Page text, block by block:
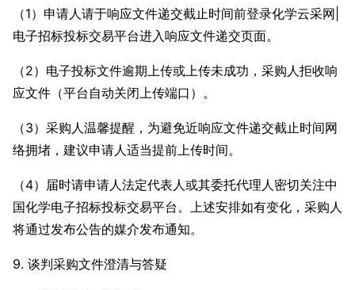
（1）申请人请于响应文件递交截止时间前登录化学云采网|
电子招标投标交易平台进入响应文件递交页面。
（2）电子投标文件逾期上传或上传未成功，采购人拒收响
应文件（平台自动关闭上传端口）。
（3）采购人温馨提醒，为避免近响应文件递交截止时间网
络拥堵，建议申请人适当提前上传时间。
（4）届时请申请人法定代表人或其委托代理人密切关注中
国化学电子招标投标交易平台。上述安排如有变化，采购人
将通过发布公告的媒介发布通知。
9. 谈判采购文件澄清与答疑